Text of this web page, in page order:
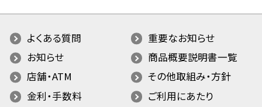
よくある質問
重要なお知らせ
お知らせ
商品概要説明書一覧
店舗・ATM
その他取組み・方針
金利・手数料
ご利用にあたり